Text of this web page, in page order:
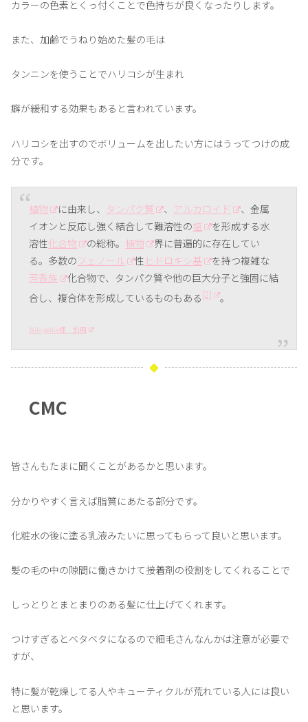
カラーの色素とくっ付くことで色持ちが良くなったりします。
また、加齢でうねり始めた髪の毛は
タンニンを使うことでハリコシが生まれ
癖が緩和する効果もあると言われています。
ハリコシを出すのでボリュームを出したい方にはうってつけの成
分です。
植物 に由来し、 タンパク質 、 アルカロイド
、金属
イオンと反応し強く結合して難溶性の塩
を形成する水
溶性化合物 の総称。 植物
界に普遍的に存在してい
る。多数のフェノール 性 ヒドロキシ基
を持つ複雑な
芳香族
化合物で、タンパク質や他の巨大分子と強固に結
合し、複合体を形成しているものもある[2] 。
Wikipedia様 引用
CMC
皆さんもたまに聞くことがあるかと思います。
分かりやすく言えば脂質にあたる部分です。
化粧水の後に塗る乳液みたいに思ってもらって良いと思います。
髪の毛の中の隙間に働きかけて接着剤の役割をしてくれることで
しっとりとまとまりのある髪に仕上げてくれます。
つけすぎるとベタベタになるので細毛さんなんかは注意が必要で
すが、
特に髪が乾燥してる人やキューティクルが荒れている人には良い
と思います。